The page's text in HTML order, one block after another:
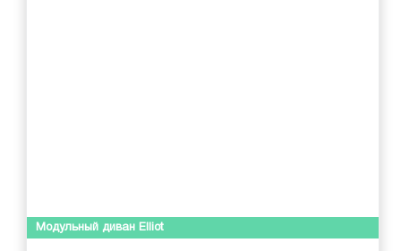
Модульный диван Elliot